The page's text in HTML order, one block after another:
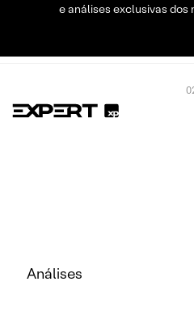
e análises exclusivas dos
Análises